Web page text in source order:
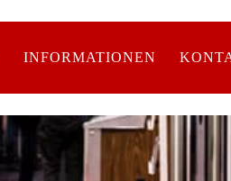
INFORMATIONEN